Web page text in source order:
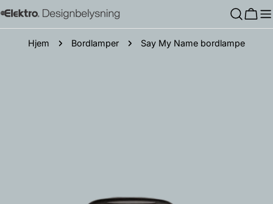
Hopp
innholdet
Hjem Bordlamper Say My Name bordlampe